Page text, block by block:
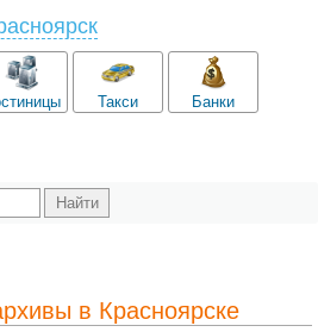
Такси Банки
в Красноярске